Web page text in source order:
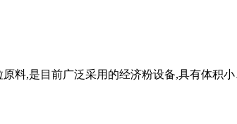
料,是目前广泛采用的经济粉设备,具有体积